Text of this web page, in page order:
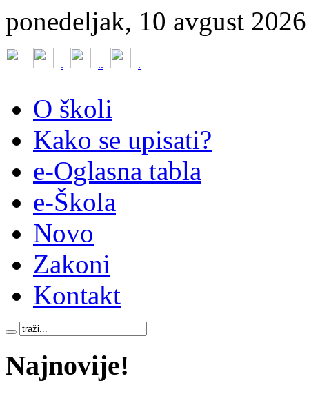
ponedeljak, 10 avgust 2026
. .. .
O školi
Kako se upisati?
e-Oglasna tabla
e-Škola
Novo
Zakoni
Kontakt
Najnovije!